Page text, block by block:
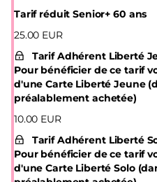
Tarif réduit Senior+ 60 ans
25.00 EUR
Tarif Adhérent Liberté
Pour bénéficier de ce tarif
d'une Carte Liberté Jeune
préalablement achetée)
10.00 EUR
Tarif Adhérent Liberté
Pour bénéficier de ce tarif
d'une Carte Liberté Solo